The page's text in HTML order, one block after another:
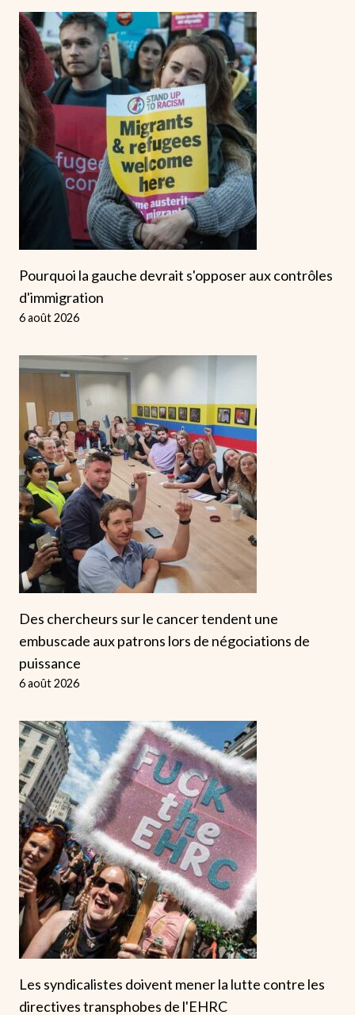
Pourquoi la gauche devrait s'opposer aux contrôles
d'immigration
6 août 2026
Des chercheurs sur le cancer tendent une
embuscade aux patrons lors de négociations de
puissance
6 août 2026
Les syndicalistes doivent mener la lutte contre les
directives transphobes de l'EHRC